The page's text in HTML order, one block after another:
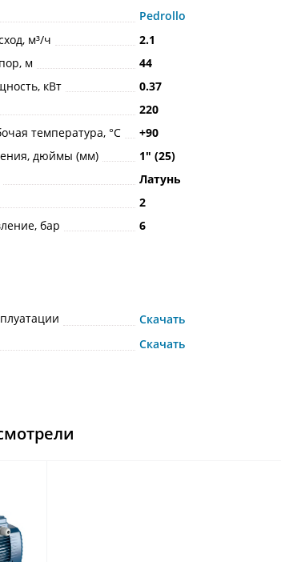
Pedrollo
м³/ч
2.1
м
44
кВт
0.37
220
температура, °С
+90
дюймы (мм)
1ʺ (25)
Латунь
2
бар
6
Скачать
Скачать